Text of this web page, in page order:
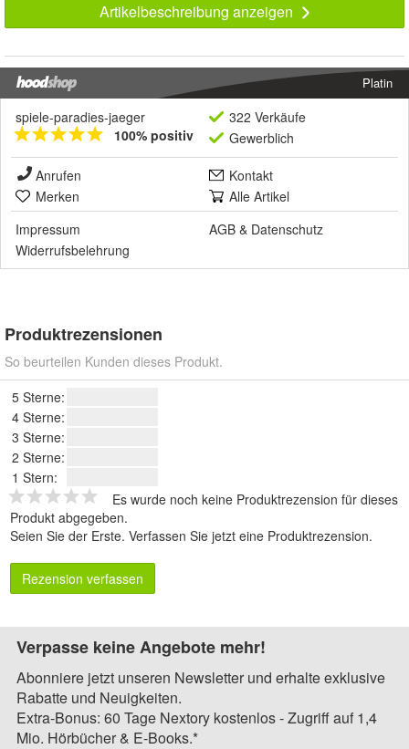
Artikelbeschreibung anzeigen
Platin
spiele-paradies-jaeger
100% positiv
322 Verkäufe
Gewerblich
Anrufen
Kontakt
Merken
Alle Artikel
Impressum
AGB & Datenschutz
Widerrufsbelehrung
Produktrezensionen
So beurteilen Kunden dieses Produkt.
5 Sterne:
4 Sterne:
3 Sterne:
2 Sterne:
1 Stern:
Es wurde noch keine Produktrezension für dieses
Produkt abgegeben.
Seien Sie der Erste. Verfassen Sie jetzt eine Produktrezension.
Rezension verfassen
Verpasse keine Angebote mehr!
Abonniere jetzt unseren Newsletter und erhalte exklusive
Rabatte und Neuigkeiten.
Extra-Bonus: 60 Tage Nextory kostenlos - Zugriff auf 1,4
Mio. Hörbücher & E-Books.*